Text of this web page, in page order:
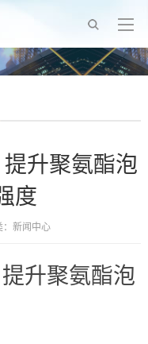
升聚氨酯泡
度
新闻中心
升聚氨酯泡